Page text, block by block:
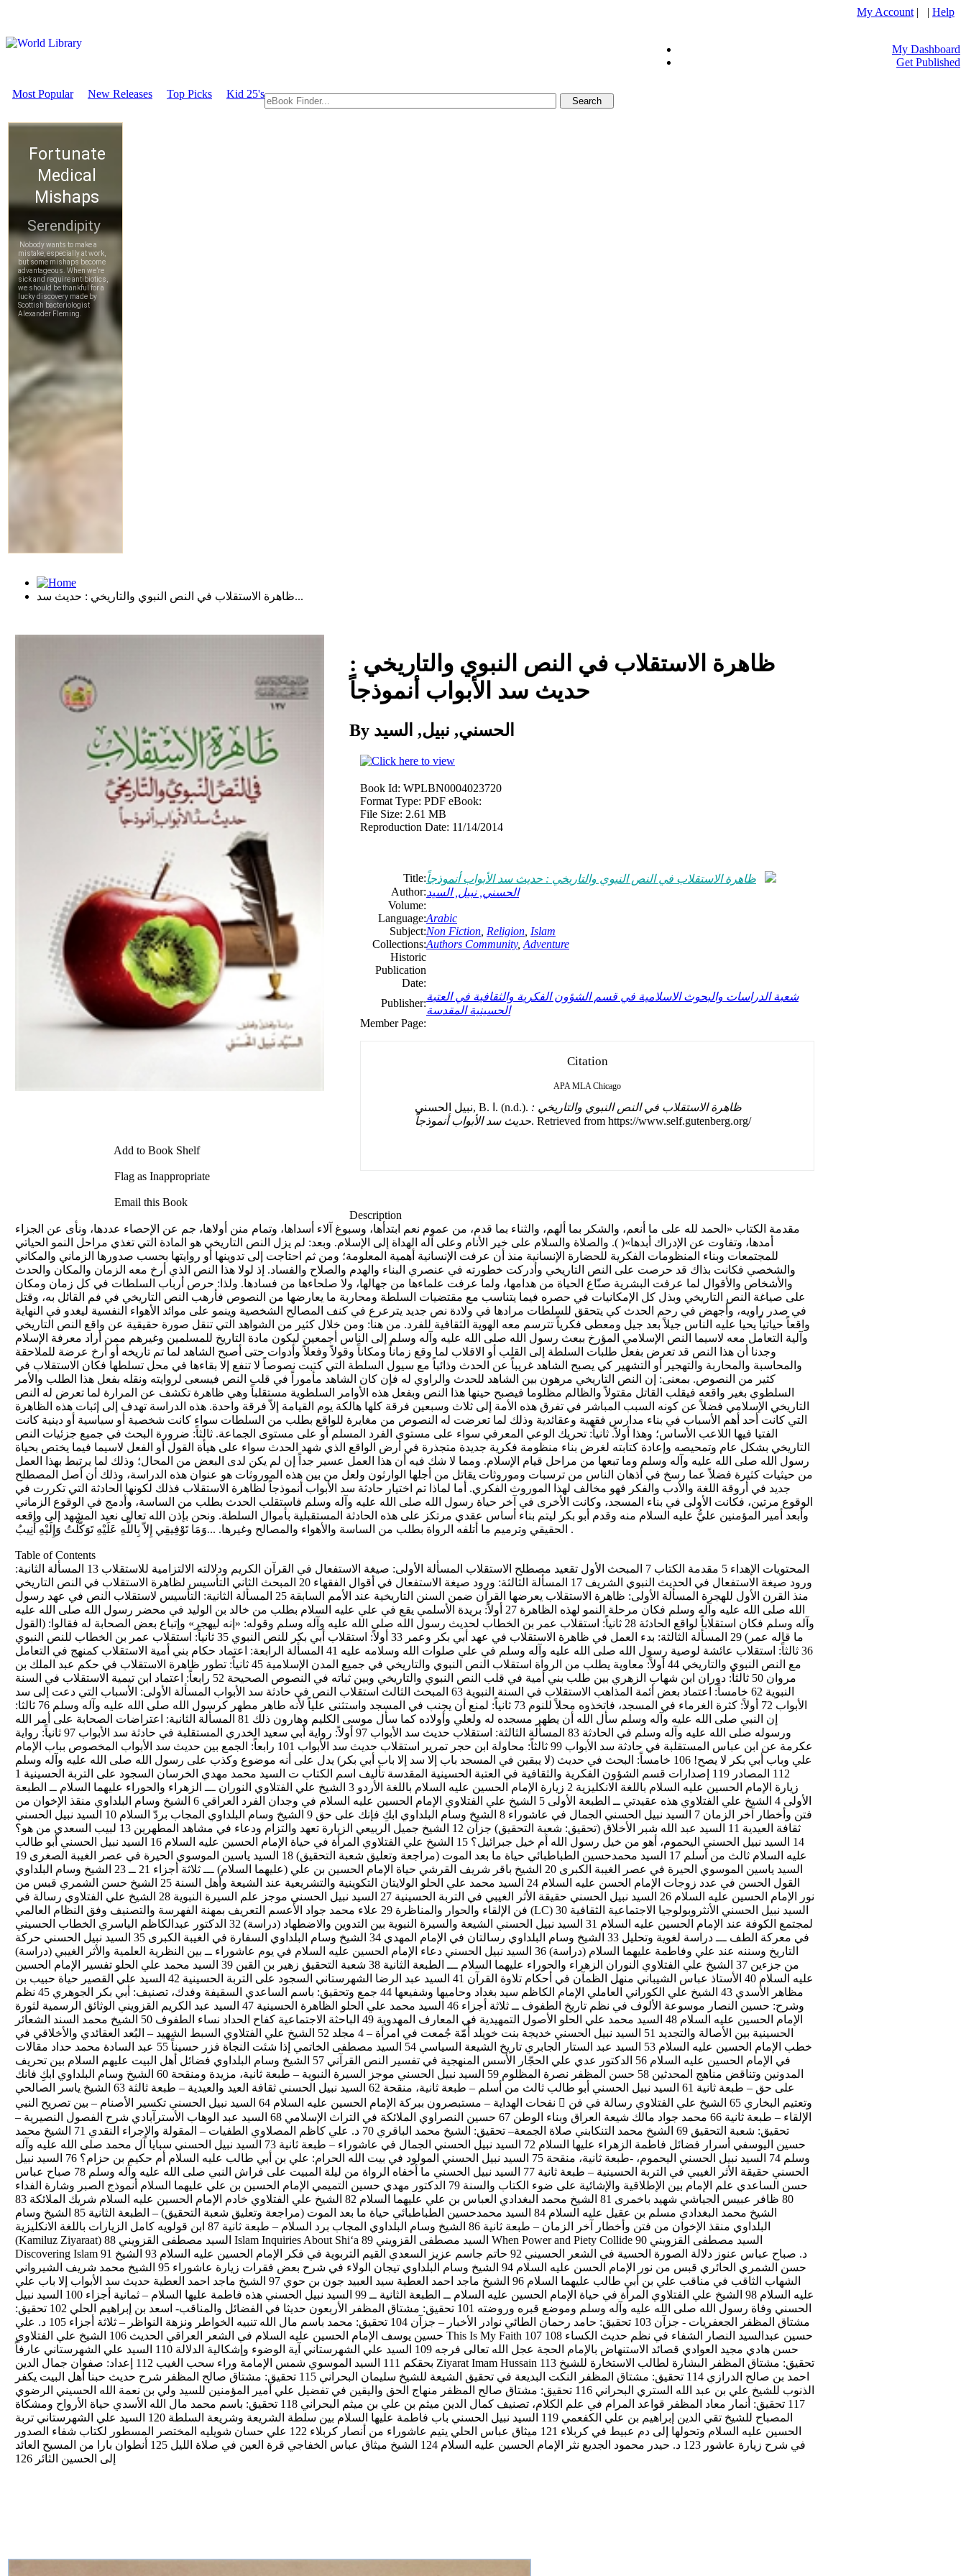
My Account | | Help
My Dashboard
Get Published
Most Popular New Releases Top Picks Kid 25's
ظاهرة الاستقلاب في النص النبوي والتاريخي : حديث سد...
Add to Book Shelf
Flag as Inappropriate
Email this Book
ظاهرة الاستقلاب في النص النبوي والتاريخي :
حديث سد الأبواب أنموذجاً
By الحسني, نبيل, السيد
Book Id: WPLBN0004023720
Format Type: PDF eBook:
File Size: 2.61 MB
Reproduction Date: 11/14/2014
Title:ظاهرة الاستقلاب في النص النبوي والتاريخي : حديث سد الأبواب أنموذجاً
Author:الحسني, نبيل, السيد
Volume:
Language:Arabic
Subject:Non Fiction Religion Islam
Collections:Authors Community, Adventure
Historic
Publication
Date:
Publisher:
شعبة الدراسات والبحوث الاسلامية في قسم الشؤون الفكرية والثقافية في العتبة
الحسينية المقدسة
Member Page:
Citation
APA MLA Chicago
نبيل الحسني, B. ا. (n.d.). ظاهرة الاستقلاب في النص النبوي والتاريخي :
حديث سد الأبواب أنموذجاً. Retrieved from https://www.self.gutenberg.org/
Description
مقدمة الكتاب «الحمد لله على ما أنعم، والشكر بما ألهم، والثناء بما قدم، من عموم نعم ابتدأها، وسبوغ آلاء أسداها، وتمام منن أولاها، جم عن الإحصاء عددها، ونأى عن الجزاء
أمدها، وتفاوت عن الإدراك أبدها»( ). والصلاة والسلام على خير الأنام وعلى آله الهداة إلى الإسلام. وبعد: لم يزل النص التاريخي هو المادة التي تغذي مراحل النمو الحياتي
للمجتمعات وبناء المنظومات الفكرية للحضارة الإنسانية منذ أن عرفت الإنسانية أهمية المعلومة؛ ومن ثم احتاجت إلى تدوينها أو روايتها بحسب صدورها الزماني والمكاني
والشخصي فكانت بذاك قد حرصت على النص التاريخي وأدركت خطورته في عنصري البناء والهدم والصلاح والفساد. إذ لولا هذا النص الذي أرخ معه الزمان والمكان والحدث
والأشخاص والأقوال لما عرفت البشرية صنّاع الحياة من هدامها، ولما عرفت علماءها من جهالها، ولا صلحاءها من فسادها. ولذا: حرص أرباب السلطات في كل زمان ومكان
على صياغة النص التاريخي وبذل كل الإمكانيات في حصره فيما يتناسب مع مقتضيات السلطة ومحاربة ما يعارضها من النصوص فأرهب النص التاريخي في فم القائل به، وقتل
في صدر راويه، وأجهض في رحم الحدث كي يتحقق للسلطات مرادها في ولادة نص جديد يترعرع في كنف المصالح الشخصية وينمو على موائد الأهواء النفسية ليغدو في النهاية
واقعاً حياتياً يحيا عليه الناس جيلاً بعد جيل ومعطى فكرياً تترسم معه الهوية الثقافية للفرد. من هنا: ومن خلال كثير من الشواهد التي تنقل صورة حقيقية عن واقع النص التاريخي
وآلية التعامل معه لاسيما النص الإسلامي المؤرخ ببعث رسول الله صلى الله عليه وآله وسلم إلى الناس أجمعين ليكون مادة التاريخ للمسلمين وغيرهم ممن أراد معرفة الإسلام
وجدنا أن هذا النص قد تعرض بفعل طلبات السلطة إلى القلب أو الاقلاب لما وقع زماناً ومكاناً وقولاً وفعلاً وأدوات حتى أصبح الشاهد لما تم تاريخه أو أرخ عرضة للملاحقة
والمحاسبة والمحاربة والتهجير أو التشهير كي يصبح الشاهد غريباً عن الحدث وذائباً مع سيول السلطة التي كتبت نصوصاً لا تنفع إلا بقاءها في محل تسلطها فكان الاستقلاب في
كثير من النصوص. بمعنى: إن النص التاريخي مرهون بين الشاهد للحدث والراوي له فإن كان الشاهد مأموراً في قلب النص فيسعى لروايته ونقله بفعل هذا الطلب والأمر
السلطوي بغير واقعه فيقلب القاتل مقتولاً والظالم مظلوما فيصبح حينها هذا النص وبفعل هذه الأوامر السلطوية مستقلباً وهي ظاهرة تكشف عن المرارة لما تعرض له النص
التاريخي الإسلامي فضلاً عن كونه السبب المباشر في تفرق هذه الأمة إلى ثلاث وسبعين فرقة كلها هالكة يوم القيامة إلاّ فرقة واحدة. هذه الدراسة تهدف إلى إثبات هذه الظاهرة
التي كانت أحد أهم الأسباب في بناء مدارس فقهية وعقائدية وذلك لما تعرضت له النصوص من مغايرة للواقع بطلب من السلطات سواء كانت شخصية أو سياسية أو دينية كانت
الفتيا فيها اللاعب الأساس؛ وهذا أولاً. ثانياً: تحريك الوعي المعرفي سواء على مستوى الفرد المسلم أو على مستوى الجماعة. ثالثاً: ضرورة البحث في جميع جزئيات النص
التاريخي بشكل عام وتمحيصه وإعادة كتابته لغرض بناء منظومة فكرية جديدة متجذرة في أرض الواقع الذي شهد الحدث سواء على هيأة القول أو الفعل لاسيما فيما يختص بحياة
رسول الله صلى الله عليه وآله وسلم وما تبعها من مراحل قيام الإسلام. ومما لا شك فيه أن هذا العمل عسير جداً إن لم يكن لدى البعض من المحال؛ وذلك لما يرتبط بهذا العمل
من حيثيات كثيرة فضلاً عما رسخ في أذهان الناس من ترسبات وموروثات يقاتل من أجلها الوارثون ولعل من بين هذه الموروثات هو عنوان هذه الدراسة، وذلك أن أصل المصطلح
جديد في أروقة اللغة والأدب والفكر فهو مخالف لهذا الموروث الفكري. أما لماذا تم اختيار حادثة سد الأبواب أنموذجاً لظاهرة الاستقلاب فذلك لكونها الحادثة التي تكررت في
الوقوع مرتين، فكانت الأولى في بناء المسجد، وكانت الأخرى في آخر حياة رسول الله صلى الله عليه وآله وسلم فاستقلب الحدث بطلب من الساسة، وأدمج في الوقوع الزماني
وأبعد أمير المؤمنين عليُّ عليه السلام منه وقدم أبو بكر ليتم بناء أساس عقدي مرتكز على هذه الحادثة المستقبلية بأموال السلطة. ونحن بإذن الله تعالى نعيد المشهد إلى واقعه
الحقيقي وترميم ما أتلفه الرواة بطلب من الساسة والأهواء والمصالح وغيرها. ...وَمَا تَوْفِيقِي إِلاّ بِاللَّهِ عَلَيْهِ تَوَكَّلْتُ وَإِلَيْهِ أُنِيبُ .
Table of Contents
المحتويات الإهداء 5 مقدمة الكتاب 7 المبحث الأول تقعيد مصطلح الاستقلاب المسألة الأولى: صيغة الاستفعال في القرآن الكريم ودلالته الالتزامية للاستقلاب 13 المسألة الثانية: ورود صيغة الاستفعال في الحديث النبوي الشريف 17 المسألة الثالثة: ورود صيغة الاستفعال في أقوال الفقهاء 20 المبحث الثاني التأسيس لظاهرة الاستقلاب في النص التاريخي منذ القرن الأول للهجرة المسألة الأولى: ظاهرة الاستقلاب يعرضها القرآن ضمن السنن التاريخية عند الأمم السابقة 25 المسألة الثانية: التأسيس لاستقلاب النص في عهد رسول الله صلى الله عليه وآله وسلم فكان مرحلة النمو لهذه الظاهرة 27 أولاً: بريدة الأسلمي يقع في علي عليه السلام بطلب من خالد بن الوليد في محضر رسول الله صلى الله عليه وآله وسلم فكان استقلاباً لواقع الحادثة 28 ثانياً: استقلاب عمر بن الخطاب لحديث رسول الله صلى الله عليه وآله وسلم وقوله: «إنه ليهجر» وإتباع بعض الصحابة له فقالوا: (القول ما قاله عمر) 29 المسألة الثالثة: بدء العمل في ظاهرة الاستقلاب في عهد أبي بكر وعمر 33 أولاً: استقلاب أبي بكر للنص النبوي 35 ثانياً: استقلاب عمر بن الخطاب للنص النبوي 36 ثالثاً: استقلاب عائشة لوصية رسول الله صلى الله عليه وآله وسلم في علي صلوات الله وسلامه عليه 41 المسألة الرابعة: اعتماد حكام بني أمية الاستقلاب كمنهج في التعامل مع النص النبوي والتاريخي 44 أولاً: معاوية يطلب من الرواة استقلاب النص النبوي والتاريخي في جميع المدن الإسلامية 45 ثانياً: تطور ظاهرة الاستقلاب في حكم عبد الملك بن مروان 50 ثالثاً: دوران ابن شهاب الزهري بين طلب بني أمية في قلب النص النبوي والتاريخي وبين ثباته في النصوص الصحيحة 52 رابعاً: اعتماد ابن تيمية الاستقلاب في السنة النبوية 62 خامساً: اعتماد بعض أئمة المذاهب الاستقلاب في السنة النبوية 63 المبحث الثالث استقلاب النص في حادثة سد الأبواب المسألة الأولى: الأسباب التي دعت إلى سد الأبواب 72 أولاً: كثرة الغرماء في المسجد، فاتخذوه محلاً للنوم 73 ثانياً: لمنع أن يجنب في المسجد واستثنى علياً لأنه طاهر مطهر كرسول الله صلى الله عليه وآله وسلم 76 ثالثا: إن النبي صلى الله عليه وآله وسلم سأل الله أن يطهر مسجده له ولعلي وأولاده كما سأل موسى الكليم وهارون ذلك 81 المسألة الثانية: اعتراضات الصحابة على أمر الله ورسوله صلى الله عليه وآله وسلم في الحادثة 83 المسألة الثالثة: استقلاب حديث سد الأبواب 97 أولاً: رواية أبي سعيد الخدري المستقلبة في حادثة سد الأبواب 97 ثانياً: رواية عكرمة عن ابن عباس المستقلبة في حادثة سد الأبواب 99 ثالثاً: محاولة ابن حجر تمرير استقلاب حديث سد الأبواب 101 رابعاً: الجمع بين حديث سد الأبواب المخصوص بباب الإمام علي وباب أبي بكر لا يصح! 106 خامساً: البحث في حديث (لا يبقين في المسجد باب إلا سد إلا باب أبي بكر) يدل على أنه موضوع وكذب على رسول الله صلى الله عليه وآله وسلم 112 المصادر 119 إصدارات قسم الشؤون الفكرية والثقافية في العتبة الحسينية المقدسة تأليف اسم الكتاب ت السيد محمد مهدي الخرسان السجود على التربة الحسينية 1 زيارة الإمام الحسين عليه السلام باللغة الانكليزية 2 زيارة الإمام الحسين عليه السلام باللغة الأردو 3 الشيخ علي الفتلاوي النوران ـــ الزهراء والحوراء عليهما السلام ــ الطبعة الأولى 4 الشيخ علي الفتلاوي هذه عقيدتي ــ الطبعة الأولى 5 الشيخ علي الفتلاوي الإمام الحسين عليه السلام في وجدان الفرد العراقي 6 الشيخ وسام البلداوي منقذ الإخوان من فتن وأخطار آخر الزمان 7 السيد نبيل الحسني الجمال في عاشوراء 8 الشيخ وسام البلداوي ابكِ فإنك على حق 9 الشيخ وسام البلداوي المجاب بردّ السلام 10 السيد نبيل الحسني ثقافة العيدية 11 السيد عبد الله شبر الأخلاق (تحقيق: شعبة التحقيق) جزآن 12 الشيخ جميل الربيعي الزيارة تعهد والتزام ودعاء في مشاهد المطهرين 13 لبيب السعدي من هو؟ 14 السيد نبيل الحسني اليحموم، أهو من خيل رسول الله أم خيل جبرائيل؟ 15 الشيخ علي الفتلاوي المرأة في حياة الإمام الحسين عليه السلام 16 السيد نبيل الحسني أبو طالب عليه السلام ثالث من أسلم 17 السيد محمدحسين الطباطبائي حياة ما بعد الموت (مراجعة وتعليق شعبة التحقيق) 18 السيد ياسين الموسوي الحيرة في عصر الغيبة الصغرى 19 السيد ياسين الموسوي الحيرة في عصر الغيبة الكبرى 20 الشيخ باقر شريف القرشي حياة الإمام الحسين بن علي (عليهما السلام) ـــ ثلاثة أجزاء 21 ــ 23 الشيخ وسام البلداوي القول الحسن في عدد زوجات الإمام الحسن عليه السلام 24 السيد محمد علي الحلو الولايتان التكوينية والتشريعية عند الشيعة وأهل السنة 25 الشيخ حسن الشمري قبس من نور الإمام الحسين عليه السلام 26 السيد نبيل الحسني حقيقة الأثر الغيبي في التربة الحسينية 27 السيد نبيل الحسني موجز علم السيرة النبوية 28 الشيخ علي الفتلاوي رسالة في فن الإلقاء والحوار والمناظرة 29 علاء محمد جواد الأعسم التعريف بمهنة الفهرسة والتصنيف وفق النظام العالمي (LC) 30 السيد نبيل الحسني الأنثروبولوجيا الاجتماعية الثقافية لمجتمع الكوفة عند الإمام الحسين عليه السلام 31 السيد نبيل الحسني الشيعة والسيرة النبوية بين التدوين والاضطهاد (دراسة) 32 الدكتور عبدالكاظم الياسري الخطاب الحسيني في معركة الطف ـــ دراسة لغوية وتحليل 33 الشيخ وسام البلداوي رسالتان في الإمام المهدي 34 الشيخ وسام البلداوي السفارة في الغيبة الكبرى 35 السيد نبيل الحسني حركة التاريخ وسننه عند علي وفاطمة عليهما السلام (دراسة) 36 السيد نبيل الحسني دعاء الإمام الحسين عليه السلام في يوم عاشوراء ــ بين النظرية العلمية والأثر الغيبي (دراسة) من جزءين 37 الشيخ علي الفتلاوي النوران الزهراء والحوراء عليهما السلام ـــ الطبعة الثانية 38 شعبة التحقيق زهير بن القين 39 السيد محمد علي الحلو تفسير الإمام الحسين عليه السلام 40 الأستاذ عباس الشيباني منهل الظمآن في أحكام تلاوة القرآن 41 السيد عبد الرضا الشهرستاني السجود على التربة الحسينية 42 السيد علي القصير حياة حبيب بن مظاهر الأسدي 43 الشيخ علي الكوراني العاملي الإمام الكاظم سيد بغداد وحاميها وشفيعها 44 جمع وتحقيق: باسم الساعدي السقيفة وفدك، تصنيف: أبي بكر الجوهري 45 نظم وشرح: حسين النصار موسوعة الألوف في نظم تاريخ الطفوف ــ ثلاثة أجزاء 46 السيد محمد علي الحلو الظاهرة الحسينية 47 السيد عبد الكريم القزويني الوثائق الرسمية لثورة الإمام الحسين عليه السلام 48 السيد محمد علي الحلو الأصول التمهيدية في المعارف المهدوية 49 الباحثة الاجتماعية كفاح الحداد نساء الطفوف 50 الشيخ محمد السند الشعائر الحسينية بين الأصالة والتجديد 51 السيد نبيل الحسني خديجة بنت خويلد أُمّة جُمعت في امرأة – 4 مجلد 52 الشيخ علي الفتلاوي السبط الشهيد – البُعد العقائدي والأخلاقي في خطب الإمام الحسين عليه السلام 53 السيد عبد الستار الجابري تاريخ الشيعة السياسي 54 السيد مصطفى الخاتمي إذا شئت النجاة فزر حسيناً 55 عبد السادة محمد حداد مقالات في الإمام الحسين عليه السلام 56 الدكتور عدي علي الحجّار الأسس المنهجية في تفسير النص القرآني 57 الشيخ وسام البلداوي فضائل أهل البيت عليهم السلام بين تحريف المدونين وتناقض مناهج المحدثين 58 حسن المظفر نصرة المظلوم 59 السيد نبيل الحسني موجز السيرة النبوية – طبعة ثانية، مزيدة ومنقحة 60 الشيخ وسام البلداوي ابكِ فانك على حق – طبعة ثانية 61 السيد نبيل الحسني أبو طالب ثالث من أسلم – طبعة ثانية، منقحة 62 السيد نبيل الحسني ثقافة العيد والعيدية – طبعة ثالثة 63 الشيخ ياسر الصالحي نفحات الهداية – مستبصرون ببركة الإمام الحسين عليه السلام 64 السيد نبيل الحسني تكسير الأصنام – بين تصريح النبي  وتعتيم البخاري 65 الشيخ علي الفتلاوي رسالة في فن الإلقاء – طبعة ثانية 66 محمد جواد مالك شيعة العراق وبناء الوطن 67 حسين النصراوي الملائكة في التراث الإسلامي 68 السيد عبد الوهاب الأسترآبادي شرح الفصول النصيرية – تحقيق: شعبة التحقيق 69 الشيخ محمد التنكابني صلاة الجمعة– تحقيق: الشيخ محمد الباقري 70 د. علي كاظم المصلاوي الطفيات – المقولة والإجراء النقدي 71 الشيخ محمد حسين اليوسفي أسرار فضائل فاطمة الزهراء عليها السلام 72 السيد نبيل الحسني الجمال في عاشوراء – طبعة ثانية 73 السيد نبيل الحسني سبايا آل محمد صلى الله عليه وآله وسلم 74 السيد نبيل الحسني اليحموم، -طبعة ثانية، منقحة 75 السيد نبيل الحسني المولود في بيت الله الحرام: علي بن أبي طالب عليه السلام أم حكيم بن حزام؟ 76 السيد نبيل الحسني حقيقة الأثر الغيبي في التربة الحسينية – طبعة ثانية 77 السيد نبيل الحسني ما أخفاه الرواة من ليلة المبيت على فراش النبي صلى الله عليه وآله وسلم 78 صباح عباس حسن الساعدي علم الإمام بين الإطلاقية والإشائية على ضوء الكتاب والسنة 79 الدكتور مهدي حسين التميمي الإمام الحسين بن علي عليهما السلام أنموذج الصبر وشارة الفداء 80 ظافر عبيس الجياشي شهيد باخمرى 81 الشيخ محمد البغدادي العباس بن علي عليهما السلام 82 الشيخ علي الفتلاوي خادم الإمام الحسين عليه السلام شريك الملائكة 83 الشيخ محمد البغدادي مسلم بن عقيل عليه السلام 84 السيد محمدحسين الطباطبائي حياة ما بعد الموت (مراجعة وتعليق شعبة التحقيق) – الطبعة الثانية 85 الشيخ وسام البلداوي منقذ الإخوان من فتن وأخطار آخر الزمان – طبعة ثانية 86 الشيخ وسام البلداوي المجاب برد السلام – طبعة ثانية 87 ابن قولويه كامل الزيارات باللغة الانكليزية (Kamiluz Ziyaraat) 88 السيد مصطفى القزويني Islam Inquiries About Shi‘a 89 السيد مصطفى القزويني When Power and Piety Collide 90 السيد مصطفى القزويني Discovering Islam 91 د. صباح عباس عنوز دلالة الصورة الحسية في الشعر الحسيني 92 حاتم جاسم عزيز السعدي القيم التربوية في فكر الإمام الحسين عليه السلام 93 الشيخ حسن الشمري الحائري قبس من نور الإمام الحسن عليه السلام 94 الشيخ وسام البلداوي تيجان الولاء في شرح بعض فقرات زيارة عاشوراء 95 الشيخ محمد شريف الشيرواني الشهاب الثاقب في مناقب علي بن أبي طالب عليهما السلام 96 الشيخ ماجد احمد العطية سيد العبيد جون بن حوي 97 الشيخ ماجد احمد العطية حديث سد الأبواب إلا باب علي عليه السلام 98 الشيخ علي الفتلاوي المرأة في حياة الإمام الحسين عليه السلام ــ الطبعة الثانية ــ 99 السيد نبيل الحسني هذه فاطمة عليها السلام – ثمانية أجزاء 100 السيد نبيل الحسني وفاة رسول الله صلى الله عليه وآله وسلم وموضع قبره وروضته 101 تحقيق: مشتاق المظفر الأربعون حديثا في الفضائل والمناقب- اسعد بن إبراهيم الحلي 102 تحقيق: مشتاق المظفر الجعفريات - جزآن 103 تحقيق: حامد رحمان الطائي نوادر الأخبار – جزآن 104 تحقيق: محمد باسم مال الله تنبيه الخواطر ونزهة النواظر – ثلاثة أجزاء 105 د. علي حسين يوسف الإمام الحسين عليه السلام في الشعر العراقي الحديث 106 الشيخ علي الفتلاوي This Is My Faith 107 حسين عبدالسيد النصار الشفاء في نظم حديث الكساء 108 حسن هادي مجيد العوادي قصائد الاستنهاض بالإمام الحجة عجل الله تعالى فرجه 109 السيد علي الشهرستاني آية الوضوء وإشكالية الدلالة 110 السيد علي الشهرستاني عارفاً بحقكم 111 السيد الموسوي شمس الإمامة وراء سحب الغيب 112 إعداد: صفوان جمال الدين Ziyarat Imam Hussain 113 تحقيق: مشتاق المظفر البشارة لطالب الاستخارة للشيخ احمد بن صالح الدرازي 114 تحقيق: مشتاق المظفر النكت البديعة في تحقيق الشيعة للشيخ سليمان البحراني 115 تحقيق: مشتاق صالح المظفر شرح حديث حبنا أهل البيت يكفر الذنوب للشيخ علي بن عبد الله الستري البحراني 116 تحقيق: مشتاق صالح المظفر منهاج الحق واليقين في تفضيل علي أمير المؤمنين للسيد ولي بن نعمة الله الحسيني الرضوي 117 تحقيق: أنمار معاد المظفر قواعد المرام في علم الكلام، تصنيف كمال الدين ميثم بن علي بن ميثم البحراني 118 تحقيق: باسم محمد مال الله الأسدي حياة الأرواح ومشكاة المصباح للشيخ تقي الدين إبراهيم بن علي الكفعمي 119 السيد نبيل الح